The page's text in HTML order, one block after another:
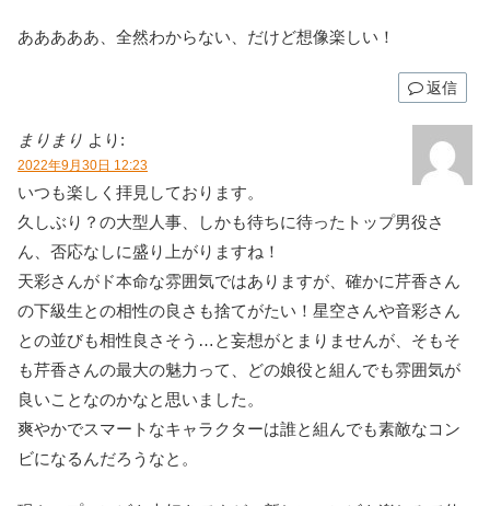
あああああ、全然わからない、だけど想像楽しい！
返信
まりまり より:
2022年9月30日 12:23
いつも楽しく拝見しております。
久しぶり？の大型人事、しかも待ちに待ったトップ男役さ
ん、否応なしに盛り上がりますね！
天彩さんがド本命な雰囲気ではありますが、確かに芹香さん
の下級生との相性の良さも捨てがたい！星空さんや音彩さん
との並びも相性良さそう…と妄想がとまりませんが、そもそ
も芹香さんの最大の魅力って、どの娘役と組んでも雰囲気が
良いことなのかなと思いました。
爽やかでスマートなキャラクターは誰と組んでも素敵なコン
ビになるんだろうなと。